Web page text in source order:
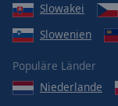
Slowakei
Slowenien
Populäre Länder
Niederlande